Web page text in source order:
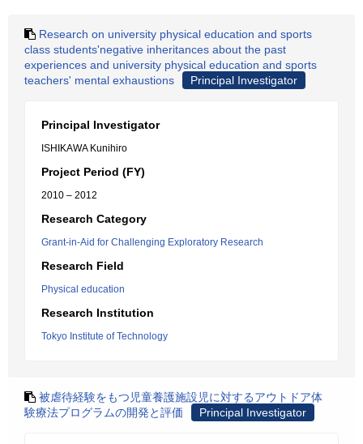
Research on university physical education and sports
class students'negative inheritances about the past
experiences and university physical education and sports
teachers' mental exhaustions
Principal Investigator
Principal Investigator
ISHIKAWA Kunihiro
Project Period (FY)
2010 – 2012
Research Category
Grant-in-Aid for Challenging Exploratory Research
Research Field
Physical education
Research Institution
Tokyo Institute of Technology
被虐待経験をもつ児童養護施設児に対するアウトドア体
験療法プログラムの開発と評価
Principal Investigator